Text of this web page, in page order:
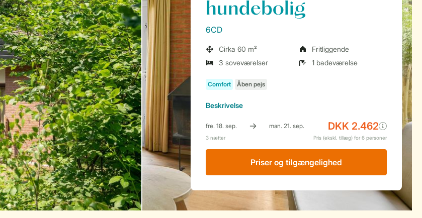
hundebolig
6CD
Cirka 60 m²
Fritliggende
3 soveværelser
1 badeværelse
Beskrivelse
Priser og tilgængelighed